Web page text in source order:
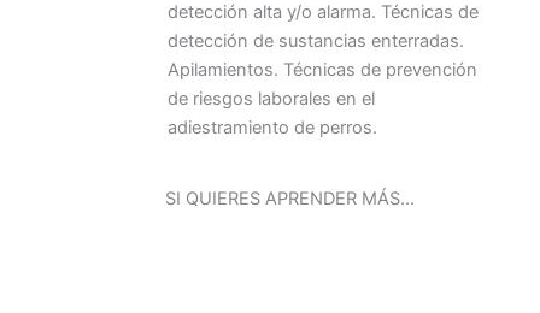
detección alta y/o alarma. Técnicas de
detección de sustancias enterradas.
Apilamientos. Técnicas de prevención
de riesgos laborales en el
adiestramiento de perros.
SI QUIERES APRENDER MÁS…